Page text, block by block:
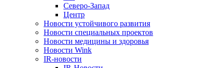
Северо-Запад
Центр
Новости устойчивого развития
Новости специальных проектов
Новости медицины и здоровья
Новости Wink
IR-новости